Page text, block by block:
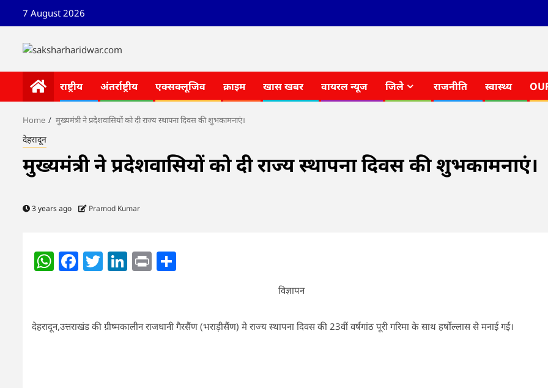
7 August 2026
राष्ट्रीय अंतर्राष्ट्रीय एक्सक्लूजिव क्राइम खास खबर वायरल न्यूज जिले राजनीति स्वास्थ्य
Home मुख्यमंत्री ने प्रदेशवासियों को दी राज्य स्थापना दिवस की शुभकामनाएं।
देहरादून
मुख्यमंत्री ने प्रदेशवासियों को दी राज्य स्थापना दिवस की शुभकामनाएं।
3 years ago Pramod Kumar
WhatsApp
Facebook
Twitter
LinkedIn
Print
विज्ञापन
देहरादून,उत्तराखंड की ग्रीष्मकालीन राजधानी गैरसैंण (भराड़ीसैंण) मे राज्य स्थापना दिवस की 23वीं वर्षगांठ पूरी गरिमा के साथ हर्षोल्लास से मनाई गई।